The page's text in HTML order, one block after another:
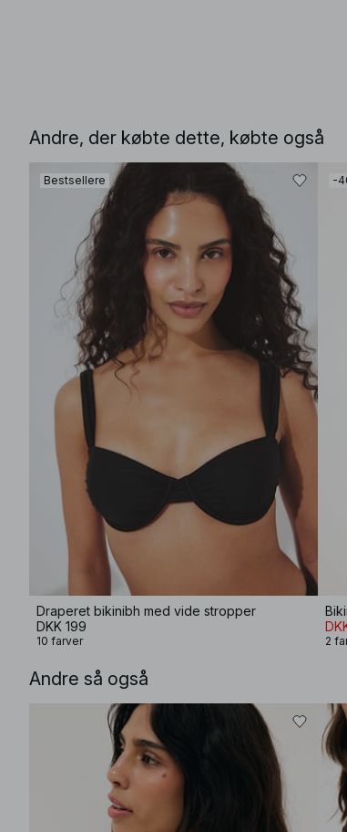
Andre, der købte dette, købte også
Bestsellere
Draperet bikinibh med vide stropper
DKK 199
10 farver
-
2
Andre så også